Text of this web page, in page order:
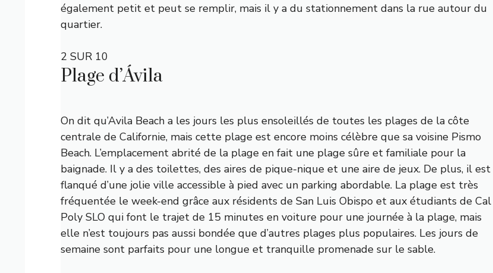
également petit et peut se remplir, mais il y a du stationnement dans la rue autour du
quartier.
2 SUR 10
Plage d’Ávila
On dit qu’Avila Beach a les jours les plus ensoleillés de toutes les plages de la côte
centrale de Californie, mais cette plage est encore moins célèbre que sa voisine Pismo
Beach. L’emplacement abrité de la plage en fait une plage sûre et familiale pour la
baignade. Il y a des toilettes, des aires de pique-nique et une aire de jeux. De plus, il est
flanqué d’une jolie ville accessible à pied avec un parking abordable. La plage est très
fréquentée le week-end grâce aux résidents de San Luis Obispo et aux étudiants de Cal
Poly SLO qui font le trajet de 15 minutes en voiture pour une journée à la plage, mais
elle n’est toujours pas aussi bondée que d’autres plages plus populaires. Les jours de
semaine sont parfaits pour une longue et tranquille promenade sur le sable.